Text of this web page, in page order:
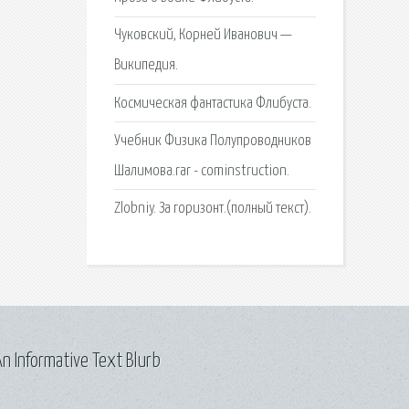
Чуковский, Корней Иванович —
Википедия.
Космическая фантастика Флибуста.
Учебник Физика Полупроводников
Шалимова.rar - cominstruction.
Zlobniy. За горизонт.(полный текст).
Informative Text Blurb